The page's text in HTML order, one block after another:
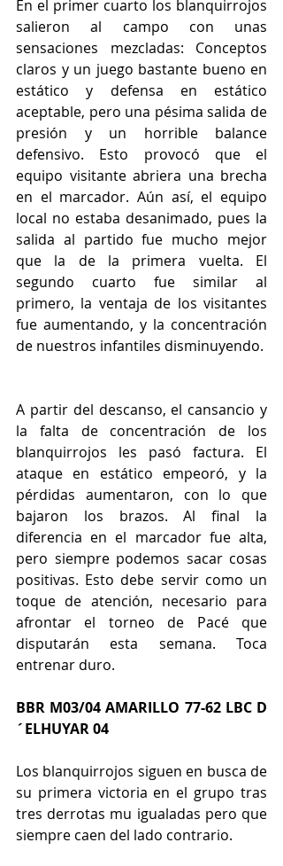
En el primer cuarto los blanquirrojos
salieron al campo con unas
sensaciones mezcladas: Conceptos
claros y un juego bastante bueno en
estático y defensa en estático
aceptable, pero una pésima salida de
presión y un horrible balance
defensivo. Esto provocó que el
equipo visitante abriera una brecha
en el marcador. Aún así, el equipo
local no estaba desanimado, pues la
salida al partido fue mucho mejor
que la de la primera vuelta. El
segundo cuarto fue similar al
primero, la ventaja de los visitantes
fue aumentando, y la concentración
de nuestros infantiles disminuyendo.
A partir del descanso, el cansancio y
la falta de concentración de los
blanquirrojos les pasó factura. El
ataque en estático empeoró, y la
pérdidas aumentaron, con lo que
bajaron los brazos. Al final la
diferencia en el marcador fue alta,
pero siempre podemos sacar cosas
positivas. Esto debe servir como un
toque de atención, necesario para
afrontar el torneo de Pacé que
disputarán esta semana. Toca
entrenar duro.
BBR M03/04 AMARILLO 77-62 LBC D
´ELHUYAR 04
Los blanquirrojos siguen en busca de
su primera victoria en el grupo tras
tres derrotas mu igualadas pero que
siempre caen del lado contrario.